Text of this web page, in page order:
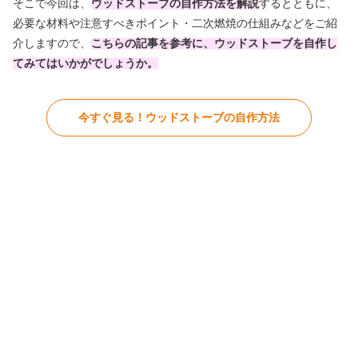
そこで今回は、 ウッドストーブの自作方法を解説するとともに、
必要な材料や注意すべきポイント・二次燃焼の仕組みなどをご紹
介しますので、 こちらの記事を参考に、ウッドストーブを自作し
てみてはいかがでしょうか。
今すぐ見る！ウッドストーブの自作方法